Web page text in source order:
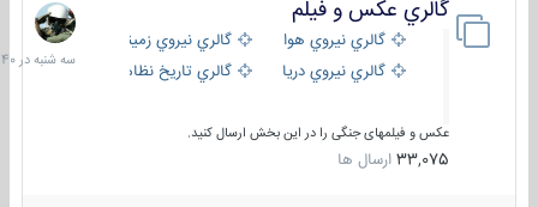
گالري عكس و فيلم
گالري نيروي هوايي
گالري نيروي زميني
گالري نيروي دريايي
گالري تاریخ نظامی
عکس و فیلمهای جنگی را در این بخش ارسال کنید.
33,075 ارسال ها
سه
شنبه
در